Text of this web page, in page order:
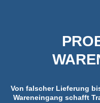
Von falscher Lieferung
Wareneingang schafft